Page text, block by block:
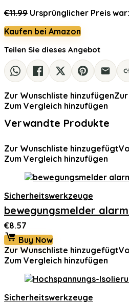
€11.99 Ursprünglicher Preis war:
Kaufen bei Amazon
Teilen Sie dieses Angebot
Zur Wunschliste hinzufügen
Zum Vergleich hinzufügen
Verwandte Produkte
Zur Wunschliste hinzugefügt
Zum Vergleich hinzufügen
Sicherheitswerkzeuge
bewegungsmelder
€8.57
Buy Now
Zur Wunschliste hinzugefügt
Zum Vergleich hinzufügen
Sicherheitswerkzeuge